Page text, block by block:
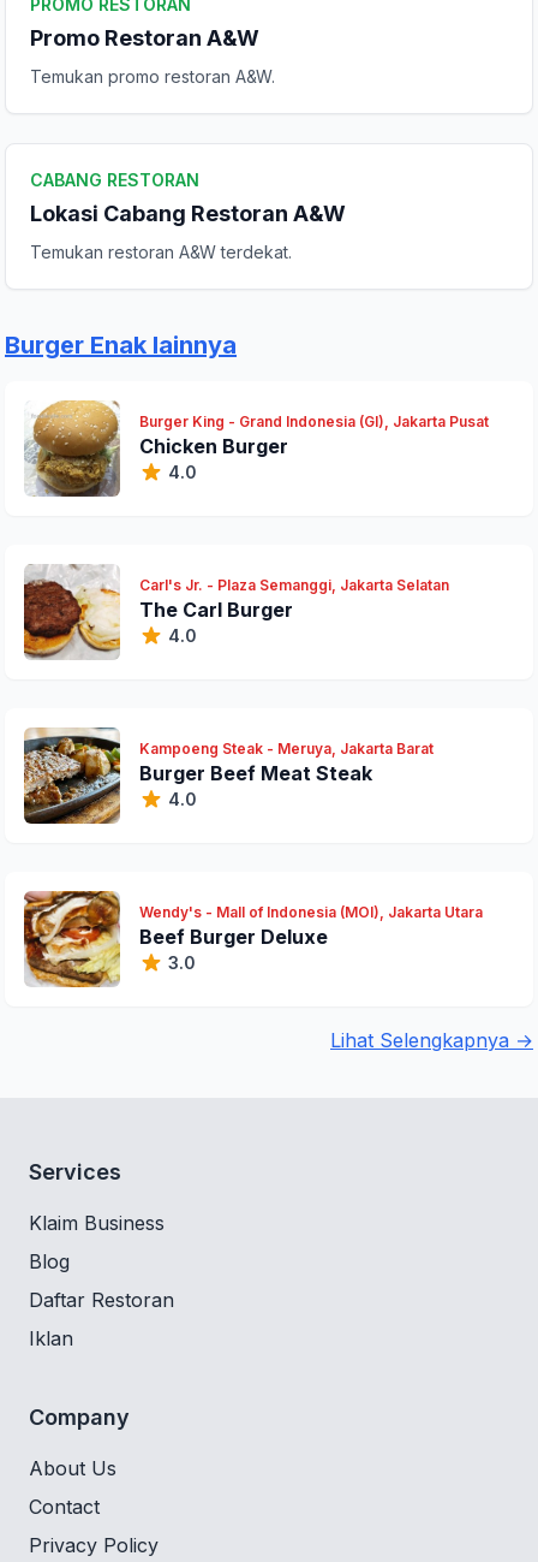
PROMO RESTORAN
Promo Restoran A&W
Temukan promo restoran A&W.
CABANG RESTORAN
Lokasi Cabang Restoran A&W
Temukan restoran A&W terdekat.
Burger Enak lainnya
Burger King - Grand Indonesia (GI), Jakarta Pusat
Chicken Burger
4.0
Carl's Jr. - Plaza Semanggi, Jakarta Selatan
The Carl Burger
4.0
Kampoeng Steak - Meruya, Jakarta Barat
Burger Beef Meat Steak
4.0
Wendy's - Mall of Indonesia (MOI), Jakarta Utara
Beef Burger Deluxe
3.0
Lihat Selengkapnya →
Kirim Ulasan
Services
Klaim Business
Blog
Daftar Restoran
Iklan
Company
About Us
Contact
Privacy Policy